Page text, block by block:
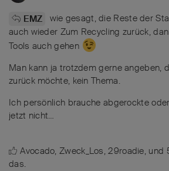
EMZ
wie gesagt, die Reste der
auch wieder Zum Recycling zurück,
Tools auch gehen
Man kann ja trotzdem gerne angeben,
zurück möchte, kein Thema.
Ich persönlich brauche abgerockte
jetzt nicht…
Avocado,Zweck_Los,29roadie, und
das.